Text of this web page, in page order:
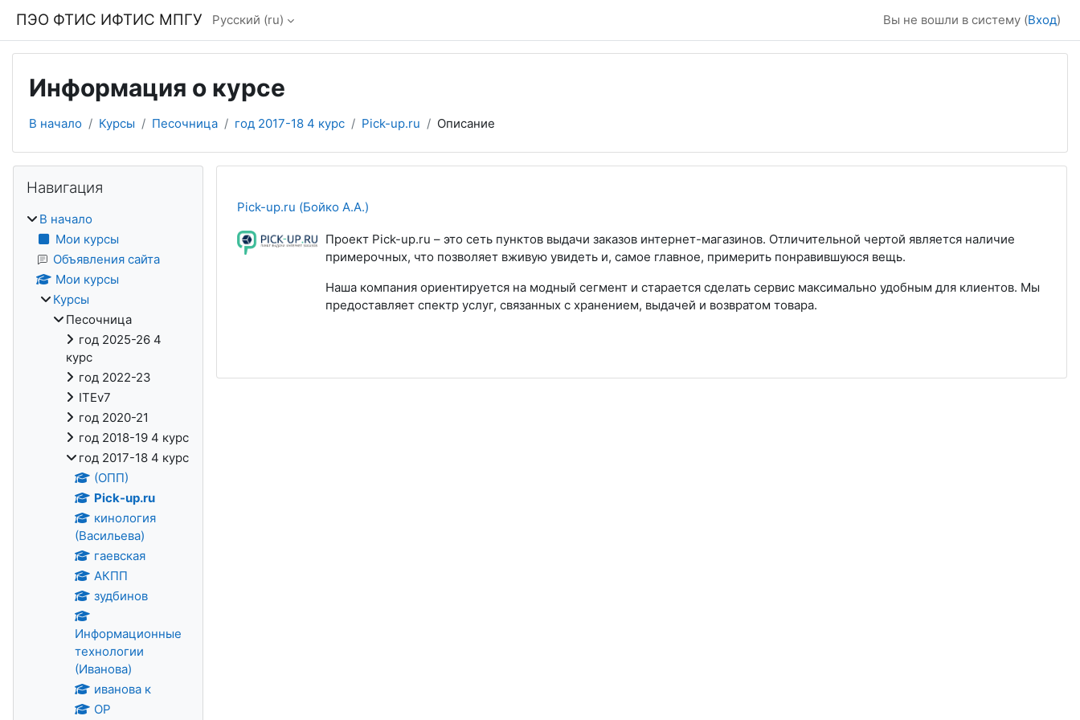
ПЭО ФТИС ИФТИС МПГУ Русский ‎(ru)‎ Вы не вошли в систему (Вход)
Информация о курсе
В начало Курсы Песочница год 2017-18 4 курс Pick-up.ru Описание
Pick-up.ru (Бойко А.А.)
Проект Pick-up.ru – это сеть пунктов выдачи заказов интернет-магазинов. Отличительной чертой является наличие
примерочных, что позволяет вживую увидеть и, самое главное, примерить понравившуюся вещь.
Наша компания ориентируется на модный сегмент и старается сделать сервис максимально удобным для клиентов. Мы
предоставляет спектр услуг, связанных с хранением, выдачей и возвратом товара.
Блоки
Навигация
В начало
Мои курсы
Объявления сайта
Мои курсы
Курсы
Песочница
год 2025-26 4
курс
год 2022-23
ITEv7
год 2020-21
год 2018-19 4 курс
год 2017-18 4 курс
(ОПП)
Pick-up.ru
кинология
(Васильева)
гаевская
АКПП
зудбинов
Информационные
технологии
(Иванова)
иванова к
ОР